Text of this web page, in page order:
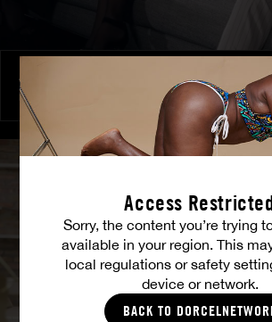
Access
Sorry, the content you’re trying
available in your region. This
local regulations or safety
device or network.
BACK TO
Amitié brûlante
MILENA RAY
MATTY MILA PEREZ